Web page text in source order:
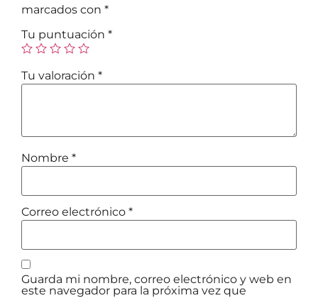
marcados con *
Tu puntuación *
Tu valoración *
Nombre *
Correo electrónico *
Guarda mi nombre, correo electrónico y web en
este navegador para la próxima vez que